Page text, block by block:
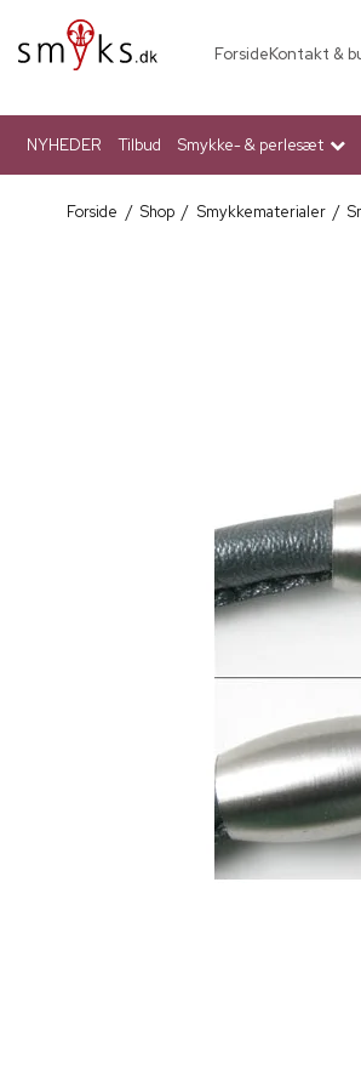
ForsideKontakt &
NYHEDER Tilbud Smykke- & perlesæt
Forside / Shop / Smykkematerialer /